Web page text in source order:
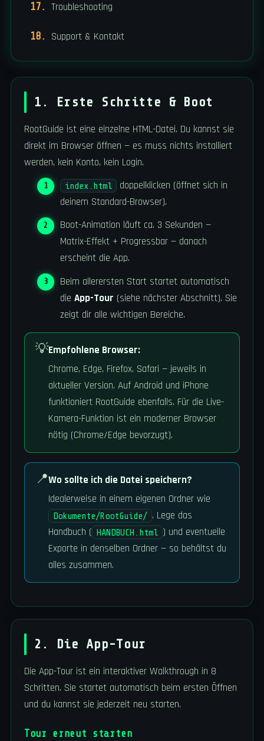
Troubleshooting
Support & Kontakt
1. Erste Schritte & Boot
RootGuide ist eine einzelne HTML-Datei. Du kannst sie
direkt im Browser öffnen — es muss nichts installiert
werden, kein Konto, kein Login.
index.html
doppelklicken (öffnet sich in
deinem Standard-Browser).
Boot-Animation läuft ca. 3 Sekunden —
Matrix-Effekt + Progressbar — danach
erscheint die App.
Beim allerersten Start startet automatisch
die App-Tour (siehe nächster Abschnitt). Sie
zeigt dir alle wichtigen Bereiche.
💡Empfohlene Browser:
Chrome, Edge, Firefox, Safari — jeweils in
aktueller Version. Auf Android und iPhone
funktioniert RootGuide ebenfalls. Für die Live-
Kamera-Funktion ist ein moderner Browser
nötig (Chrome/Edge bevorzugt).
📍Wo sollte ich die Datei speichern?
Idealerweise in einem eigenen Ordner wie
Dokumente/RootGuide/ . Lege das
Handbuch ( HANDBUCH.html ) und eventuelle
Exporte in denselben Ordner — so behältst du
alles zusammen.
2. Die App-Tour
Die App-Tour ist ein interaktiver Walkthrough in 8
Schritten. Sie startet automatisch beim ersten Öffnen
und du kannst sie jederzeit neu starten.
Tour erneut starten